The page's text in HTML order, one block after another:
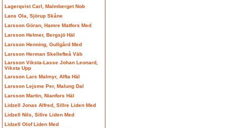
Lagerqvist Carl, Malmberget Nob
Lans Ola, Sjörup Skåne
Larsson Göran, Hamre Matfors Med
Larsson Helmer, Bergsjö Häl
Larsson Henning, Gullgård Med
Larsson Herman Skellefteå Väb
Larsson Viksta-Lasse Johan Leonard,
Viksta Upp
Larsson Lars Malmyr, Alfta Häl
Larsson Lejsme Per, Malung Dal
Larsson Martin, Nianfors Häl
Lidzell Jonas Alfred, Sillre Liden Med
Lidzell Nils, Sillre Liden Med
Lidzell Olof Liden Med